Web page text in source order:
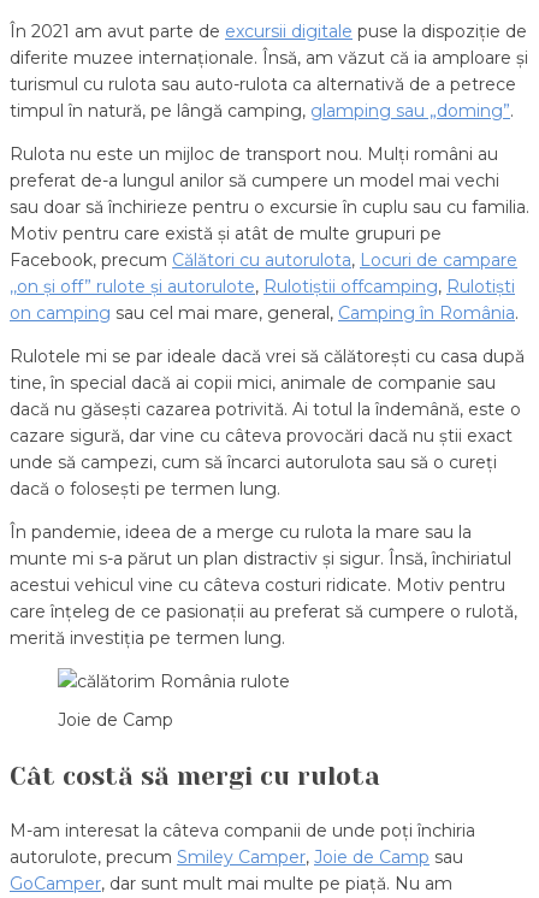
În 2021 am avut parte de excursii digitale puse la dispoziție de
diferite muzee internaționale. Însă, am văzut că ia amploare și
turismul cu rulota sau auto-rulota ca alternativă de a petrece
timpul în natură, pe lângă camping, glamping sau „doming”.
Rulota nu este un mijloc de transport nou. Mulți români au
preferat de-a lungul anilor să cumpere un model mai vechi
sau doar să închirieze pentru o excursie în cuplu sau cu familia.
Motiv pentru care există și atât de multe grupuri pe
Facebook, precum Călători cu autorulota, Locuri de campare
,,on și off” rulote și autorulote, Rulotiștii offcamping, Rulotiști
on camping sau cel mai mare, general, Camping în România.
Rulotele mi se par ideale dacă vrei să călătorești cu casa după
tine, în special dacă ai copii mici, animale de companie sau
dacă nu găsești cazarea potrivită. Ai totul la îndemână, este o
cazare sigură, dar vine cu câteva provocări dacă nu știi exact
unde să campezi, cum să încarci autorulota sau să o cureți
dacă o folosești pe termen lung.
În pandemie, ideea de a merge cu rulota la mare sau la
munte mi s-a părut un plan distractiv și sigur. Însă, închiriatul
acestui vehicul vine cu câteva costuri ridicate. Motiv pentru
care înțeleg de ce pasionații au preferat să cumpere o rulotă,
merită investiția pe termen lung.
Joie de Camp
Cât costă să mergi cu rulota
M-am interesat la câteva companii de unde poți închiria
autorulote, precum Smiley Camper, Joie de Camp sau
GoCamper, dar sunt mult mai multe pe piață. Nu am